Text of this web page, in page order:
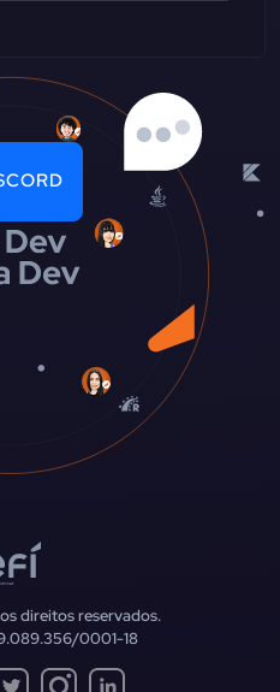
direitos reservados.
0001-18